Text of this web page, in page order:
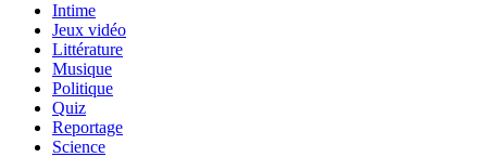
Intime
Jeux vidéo
Littérature
Musique
Politique
Quiz
Reportage
Science